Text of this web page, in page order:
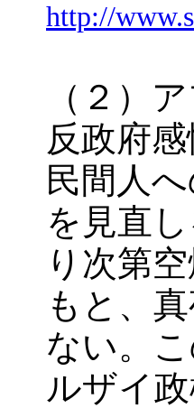
http://
（２）
反政府
民間人
を見直
り次第
もと、
ない。
ルザイ